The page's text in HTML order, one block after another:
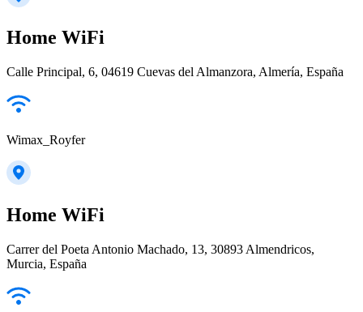
Home WiFi
Calle Principal, 6, 04619 Cuevas del Almanzora, Almería, España
Wimax_Royfer
Home WiFi
Carrer del Poeta Antonio Machado, 13, 30893 Almendricos,
Murcia, España